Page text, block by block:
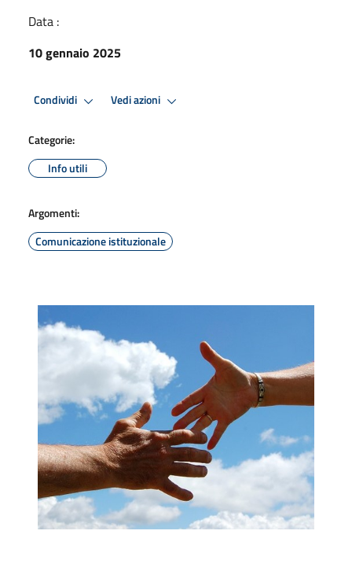
Data :
10 gennaio 2025
Condividi Vedi azioni
Categorie:
Info utili
Argomenti:
Comunicazione istituzionale